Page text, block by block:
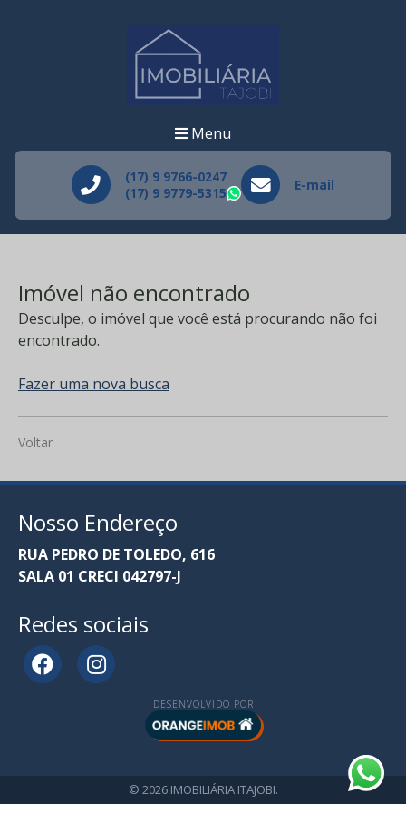
Menu
(17) 9 9766-0247
(17) 9 9779-5315
WhatsApp
E-mail
Imóvel não encontrado
Desculpe, o imóvel que você está procurando não foi
encontrado.
Fazer uma nova busca
Voltar
Nosso Endereço
RUA PEDRO DE TOLEDO, 616
SALA 01 CRECI 042797-J
Redes sociais
DESENVOLVIDO POR
© 2026 IMOBILIÁRIA ITAJOBI.